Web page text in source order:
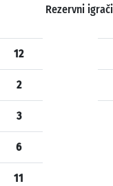
Rezervni igrači
12
2
3
6
11